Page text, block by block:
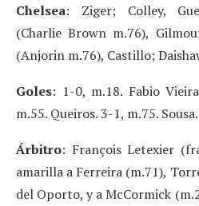
Chelsea: Ziger; Colley,
(Charlie Brown m.76),
(Anjorin m.76), Castillo;
Goles: 1-0, m.18. Fabio
m.55. Queiros. 3-1, m.75. Sousa.
Árbitro: François Letexier
amarilla a Ferreira (m.71),
del Oporto, y a McCormick